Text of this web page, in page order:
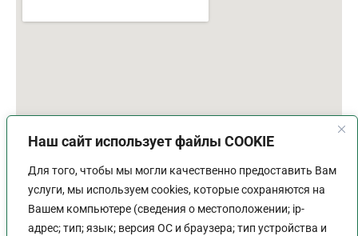
Наш сайт использует файлы COOKIE
Для того, чтобы мы могли качественно предоставить Вам
услуги, мы используем cookies, которые сохраняются на
Вашем компьютере (сведения о местоположении; ip-
адрес; тип; язык; версия ОС и браузера; тип устройства и